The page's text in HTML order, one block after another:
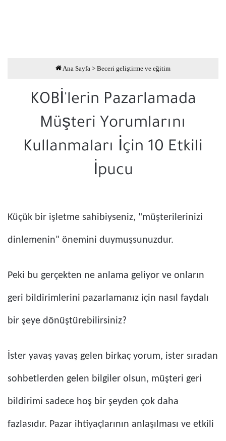
Ana Sayfa > Beceri geliştirme ve eğitim
KOBİ'lerin Pazarlamada
Müşteri Yorumlarını
Kullanmaları İçin 10 Etkili
İpucu
Küçük bir işletme sahibiyseniz, "müşterilerinizi
dinlemenin" önemini duymuşsunuzdur.
Peki bu gerçekten ne anlama geliyor ve onların
geri bildirimlerini pazarlamanız için nasıl faydalı
bir şeye dönüştürebilirsiniz?
İster yavaş yavaş gelen birkaç yorum, ister sıradan
sohbetlerden gelen bilgiler olsun, müşteri geri
bildirimi sadece hoş bir şeyden çok daha
fazlasıdır. Pazar ihtiyaçlarının anlaşılması ve etkili